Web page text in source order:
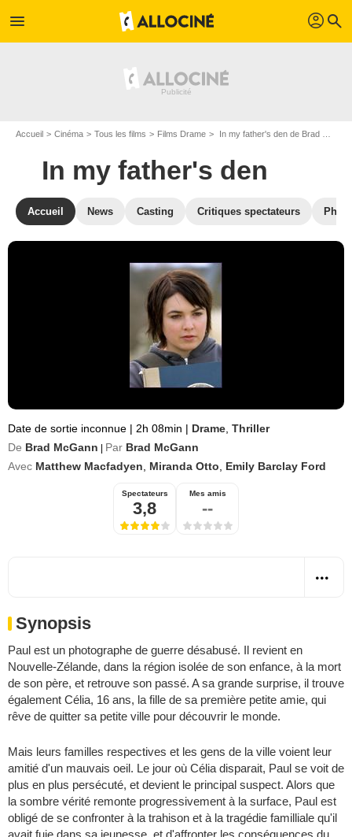
menu profil search
Accueil Cinéma Tous les films Films Drame In my father's den de Brad McGann
In my father's den
Accueil News Casting Critiques spectateurs
Date de sortie inconnue | 2h 08min | Drame Thriller
De Brad McGann Par Brad McGann
Avec Matthew Macfadyen Miranda Otto Emily Barclay Ford
Spectateurs
3,8
Mes amis
--
Synopsis
Paul est un photographe de guerre désabusé. Il revient en
Nouvelle-Zélande, dans la région isolée de son enfance, à la mort
de son père, et retrouve son passé. A sa grande surprise, il trouve
également Célia, 16 ans, la fille de sa première petite amie, qui
rêve de quitter sa petite ville pour découvrir le monde.
Mais leurs familles respectives et les gens de la ville voient leur
amitié d'un mauvais oeil. Le jour où Célia disparait, Paul se voit de
plus en plus persécuté, et devient le principal suspect. Alors que
la sombre vérité remonte progressivement à la surface, Paul est
obligé de se confronter à la trahison et à la tragédie familliale qu'il
avait fuie dans sa jeunesse, et d'affronter les conséquences du